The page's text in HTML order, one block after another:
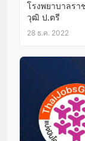
โรงพยาบาลร
วุฒิ ป.ตรี
28 ธ.ค. 2022